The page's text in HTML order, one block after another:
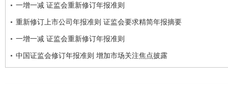
一增一减 证监会重新修订年报准则
重新修订上市公司年报准则 证监会要求精简年报摘要
一增一减 证监会重新修订年报准则
中国证监会修订年报准则 增加市场关注焦点披露